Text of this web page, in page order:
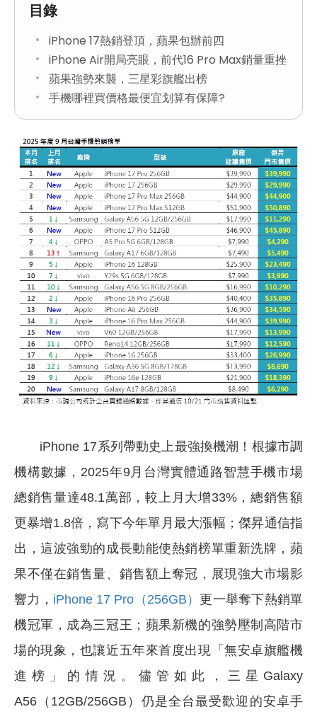
目錄
iPhone 17熱銷登頂，蘋果包辦前四
iPhone Air開局亮眼，前代16 Pro Max銷量重挫
蘋果強勢來襲，三星彩旗艦出榜
手機哪裡買價格最便宜划算有保障?
iPhone 17系列帶動史上最強換機潮！根據市調
機構數據，2025年9月台灣實體通路智慧手機市場
總銷售量達48.1萬部，較上月大增33%，總銷售額
更暴增1.8倍，寫下今年單月最大漲幅；傑昇通信指
出，這波強勁的成長動能使熱銷榜單重新洗牌，蘋
果不僅在銷售量、銷售額上奪冠，展現強大市場影
響力， iPhone 17 Pro（256GB） 更一舉奪下熱銷單
機冠軍，成為三冠王；蘋果新機的強勢壓制高階市
場的現象，也讓近五年來首度出現「無安卓旗艦機
進榜」的情況。儘管如此，三星Galaxy
A56（12GB/256GB）仍是全台最受歡迎的安卓手